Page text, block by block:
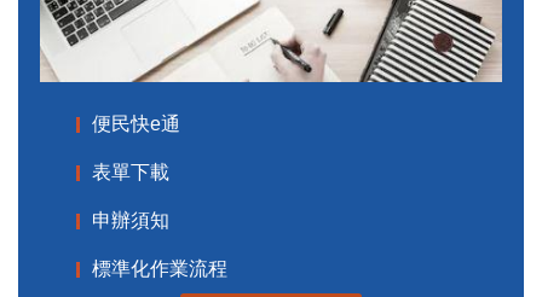
便民快e通
表單下載
申辦須知
標準化作業流程